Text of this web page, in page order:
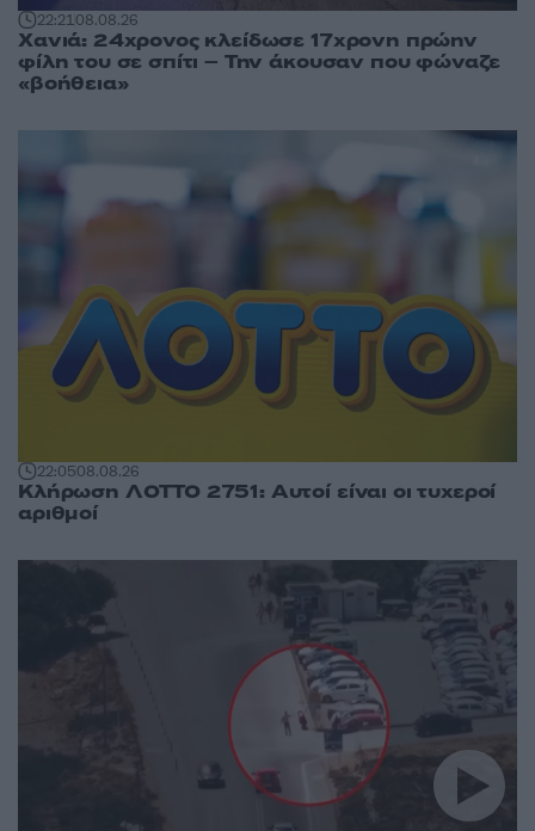
22:2108.08.26
Χανιά: 24χρονος κλείδωσε 17χρονη πρώην
φίλη του σε σπίτι – Την άκουσαν που φώναζε
«βοήθεια»
22:0508.08.26
Κλήρωση ΛΟΤΤΟ 2751: Αυτοί είναι οι τυχεροί
αριθμοί